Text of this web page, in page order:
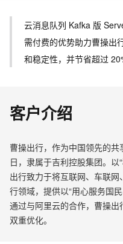
云消息队列 Kafka 版
需付费的优势助力曹操出
和稳定性，并节省超过
客户介绍
曹操出行，作为中国领先的
日，隶属于吉利控股集团。
出行致力于将互联网、车联
行领域，提供以“用心服务国
通过与阿里云的合作，曹操
双重优化。